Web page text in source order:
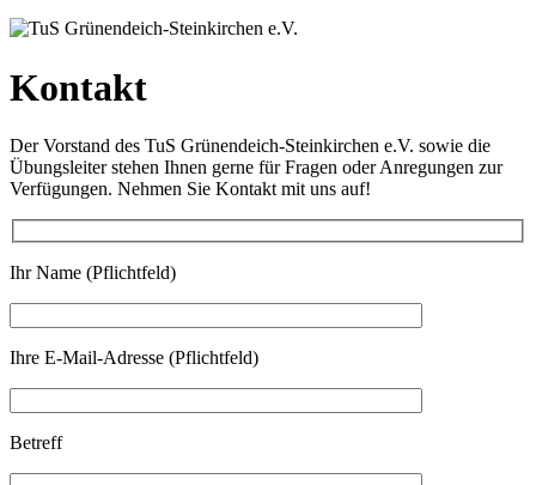
Kontakt
Der Vorstand des TuS Grünendeich-Steinkirchen e.V. sowie die
Übungsleiter stehen Ihnen gerne für Fragen oder Anregungen zur
Verfügungen. Nehmen Sie Kontakt mit uns auf!
Ihr Name (Pflichtfeld)
Ihre E-Mail-Adresse (Pflichtfeld)
Betreff